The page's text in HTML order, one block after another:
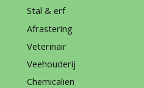
Stal & erf
Afrastering
Veterinair
Veehouderij
Chemicalien